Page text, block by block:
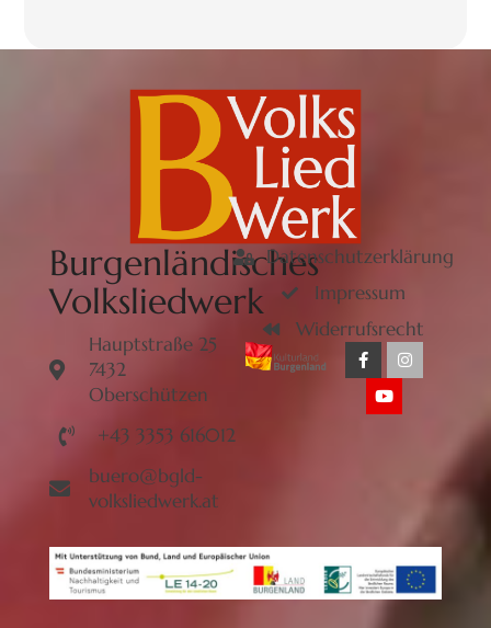
Burgenländisches
Volksliedwerk
Hauptstraße 25
7432
Oberschützen
+43 3353 616012
buero@bgld-
volksliedwerk.at
Datenschutzerklärung
Impressum
Widerrufsrecht